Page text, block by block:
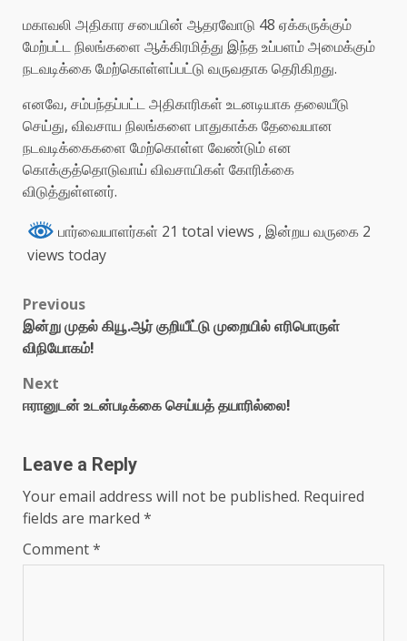
மகாவலி அதிகார சபையின் ஆதரவோடு 48 ஏக்கருக்கும்
மேற்பட்ட நிலங்களை ஆக்கிரமித்து இந்த உப்பளம் அமைக்கும்
நடவடிக்கை மேற்கொள்ளப்பட்டு வருவதாக தெரிகிறது.
எனவே, சம்பந்தப்பட்ட அதிகாரிகள் உடனடியாக தலையீடு
செய்து, விவசாய நிலங்களை பாதுகாக்க தேவையான
நடவடிக்கைகளை மேற்கொள்ள வேண்டும் என
கொக்குத்தொடுவாய் விவசாயிகள் கோரிக்கை
விடுத்துள்ளனர்.
பார்வையாளர்கள் 21 total views , இன்றய வருகை 2
views today
Previous
இன்று முதல் கியூ.ஆர் குறியீட்டு முறையில் எரிபொருள்
விநியோகம்!
Next
ஈரானுடன் உடன்படிக்கை செய்யத் தயாரில்லை!
Leave a Reply
Your email address will not be published. Required
fields are marked *
Comment*